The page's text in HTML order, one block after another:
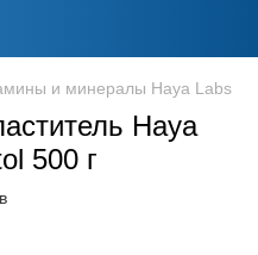
и минералы Haya Labs
Haya
500 г